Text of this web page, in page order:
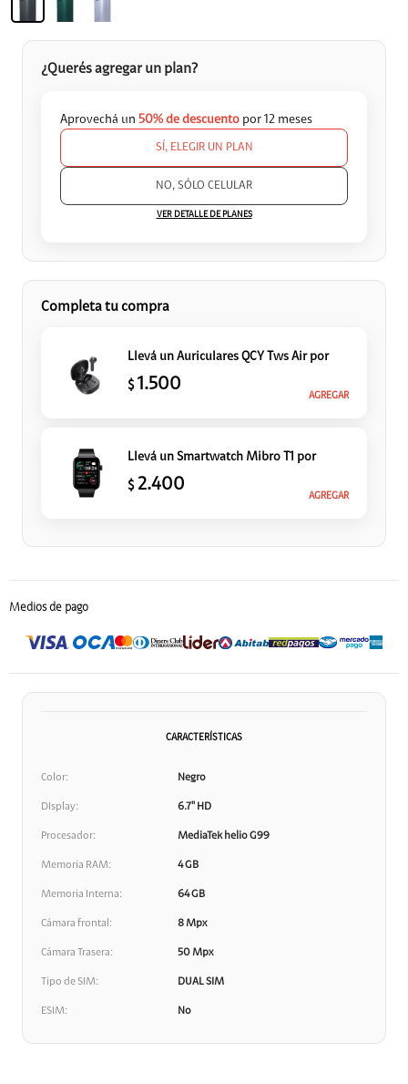
¿Querés agregar un plan?
Aprovechá un 50% de descuento por 12 meses
SÍ, ELEGIR UN PLAN
NO, SÓLO CELULAR
 
VER DETALLE DE PLANES
Completa tu compra
AGREGAR
Llevá un Auriculares QCY Tws Air por
$ 1.500
AGREGAR
Llevá un Smartwatch Mibro T1 por
$ 2.400
Medios de pago
CARACTERÍSTICAS
Color Negro
DIsplay 6.7" HD
Procesador MediaTek helio G99
Memoria RAM 4 GB
Memoria Interna 64 GB
Cámara frontal 8 Mpx
Cámara Trasera 50 Mpx
Tipo de SIM DUAL SIM
ESIM No